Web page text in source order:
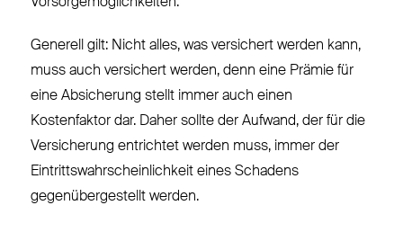
Generell gilt: Nicht alles, was versichert werden kann,
muss auch versichert werden, denn eine Prämie für
eine Absicherung stellt immer auch einen
Kostenfaktor dar. Daher sollte der Aufwand, der für die
Versicherung entrichtet werden muss, immer der
Eintrittswahrscheinlichkeit eines Schadens
gegenübergestellt werden.